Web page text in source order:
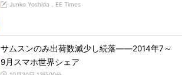
Junko Yoshida，EE Times
サムスンのみ出荷数減少し続落――2014年7～
9月スマホ世界シェア